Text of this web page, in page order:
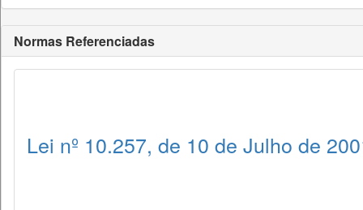
Normas Referenciadas
Lei nº 10.257, de 10 de Julho de